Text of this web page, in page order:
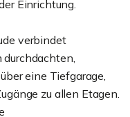
Einrichtung.
verbindet
eine Tiefgarage,
zu allen Etagen.